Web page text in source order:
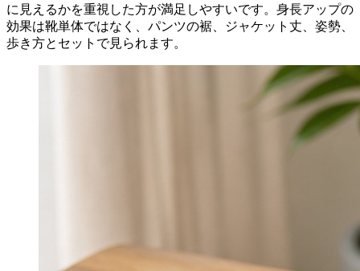
に見えるかを重視した方が満足しやすいです。身長アップの
効果は靴単体ではなく、パンツの裾、ジャケット丈、姿勢、
歩き方とセットで見られます。